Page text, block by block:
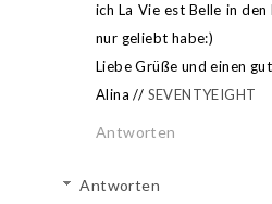
ich La Vie est Belle in
nur geliebt habe:)
Liebe Grüße und einen
Alina // SEVENTYEIGHT
Antworten
Antworten